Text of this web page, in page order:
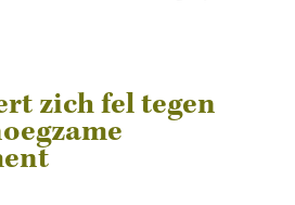
zich fel tegen